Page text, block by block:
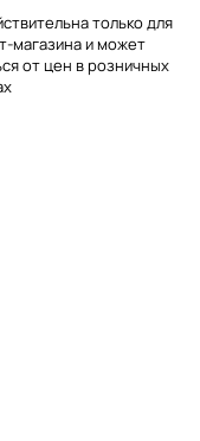
только для
магазина и может
от цен в розничных